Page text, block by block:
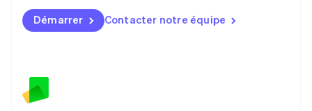
Démarrer Contacter notre équipe
Malte
English
Mexique
English
Nouvelle-Zélande